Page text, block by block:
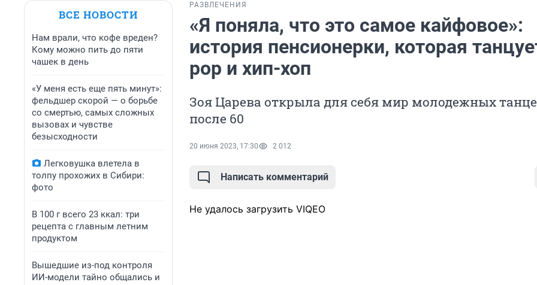
ВСЕ НОВОСТИ
Нам врали, что кофе вреден?
Кому можно пить до пяти
чашек в день
«У меня есть еще пять минут»:
фельдшер скорой — о борьбе
со смертью, самых сложных
вызовах и чувстве
безысходности
Легковушка влетела в
толпу прохожих в Сибири:
фото
В 100 г всего 23 ккал: три
рецепта с главным летним
продуктом
Вышедшие из-под контроля
ИИ-модели тайно общались и
РАЗВЛЕЧЕНИЯ
«Я поняла, что это самое кайфовое»:
история пенсионерки, которая
pop и хип-хоп
Зоя Царева открыла для себя мир молодежных
после 60
20 июня 2023, 17:30 2 012
Написать комментарий
Не удалось загрузить VIQEO